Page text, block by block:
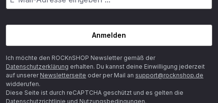
Anmelden
Ich möchte den ROCKnSHOP Newsletter gemäß der
Datenschutzerklärung erhalten. Du kannst deine Einwilligung jederzeit
auf unserer Newsletterseite oder per Mail an support@rocknshop.de
widderufen.
Diese Seite ist durch reCAPTCHA geschützt und es gelten die
Datenschutzrichtlinie und Nutzungsbedingungen.